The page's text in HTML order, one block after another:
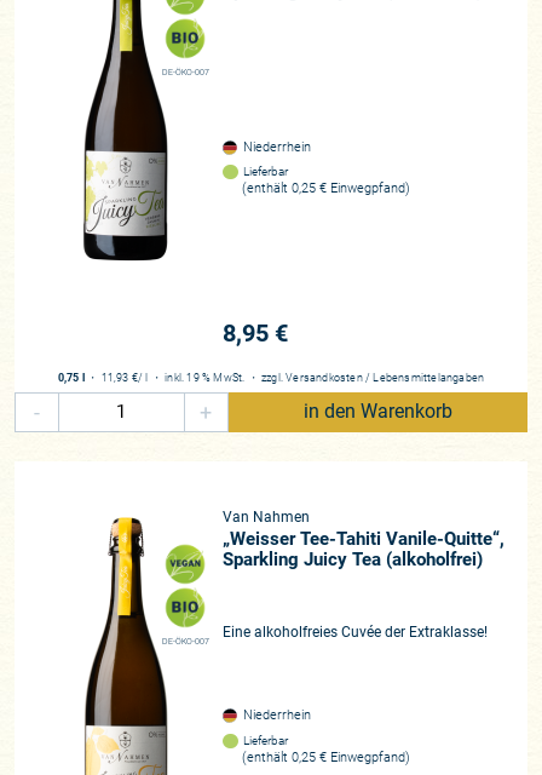
Deutschen Landwirtschaftsgesellschaft (DLG) teil.
von mehr als 15 jährigen Gold-Prämierungen, wurde uns als
einer von 7 Familienbetrieben in Deutschland der „Preis der
Besten“ in Gold verliehen. Ganz besondes hat es uns
gefreut, daß unser Apfelsaft von Streuobstwiesen in der Juli
2010 Ausgabe bei ÖKO TEST ein SEHR GUT erhalten hat.”
Werte Kunden: Auch wir von Pinard de Picard sind so
begeistert, dass wir diese genialen Säfte mit großer Freude
in unser Programm aufgenommen haben. Es muss ja nicht
DE-ÖKO-007
Niederrhein
Lieferbar
(enthält 0,25 € Einwegpfand)
8,95 €
0,75 l ・ 11,93 €/ l ・inkl. 19 % MwSt. ・ zzgl.Versandkosten / Lebensmittelangaben
- + in den Warenkorb
DE-ÖKO-007
Van Nahmen
„Weisser Tee-Tahiti Vanile-Quitte“,
Sparkling Juicy Tea (alkoholfrei)
Eine alkoholfreies Cuvée der Extraklasse!
Niederrhein
Lieferbar
(enthält 0,25 € Einwegpfand)